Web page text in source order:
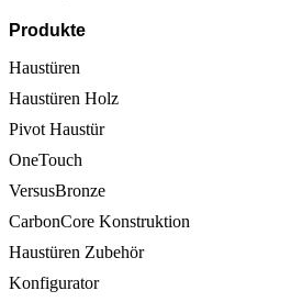
Produkte
Haustüren
Haustüren Holz
Pivot Haustür
OneTouch
VersusBronze
CarbonCore Konstruktion
Haustüren Zubehör
Konfigurator